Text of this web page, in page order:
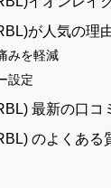
が人気の理
みを軽減
設定
最新の口コ
のよくある